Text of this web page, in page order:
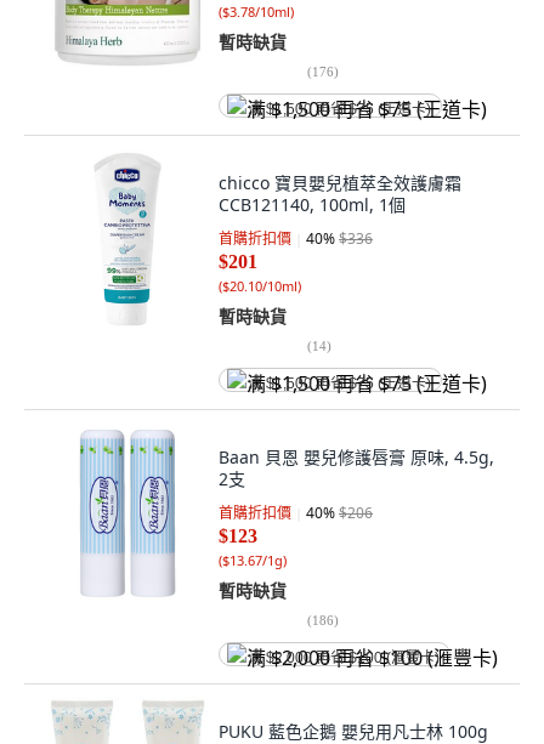
($3.78/10ml)
暫時缺貨
(176)
满 $1,500 再省 $75 (王道卡)
chicco 寶貝嬰兒植萃全效護膚霜
CCB121140, 100ml, 1個
首購折扣價 40%$336
$201
($20.10/10ml)
暫時缺貨
(14)
满 $1,500 再省 $75 (王道卡)
Baan 貝恩 嬰兒修護唇膏 原味, 4.5g,
2支
首購折扣價 40%$206
$123
($13.67/1g)
暫時缺貨
(186)
满 $2,000 再省 $100 (滙豐卡)
PUKU 藍色企鵝 嬰兒用凡士林 100g